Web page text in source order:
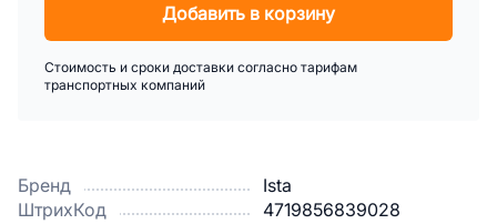
Бренд
Ista
ШтрихКод
4719856839028
Добавить в корзину
Стоимость и сроки доставки согласно тарифам
транспортных компаний